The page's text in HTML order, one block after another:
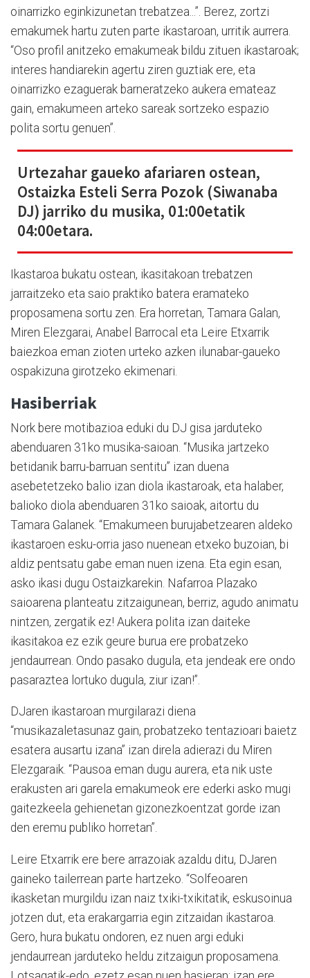
oinarrizko eginkizunetan trebatzea...”. Berez, zortzi
emakumek hartu zuten parte ikastaroan, urritik aurrera.
“Oso profil anitzeko emakumeak bildu zituen ikastaroak;
interes handiarekin agertu ziren guztiak ere, eta
oinarrizko ezaguerak barneratzeko aukera emateaz
gain, emakumeen arteko sareak sortzeko espazio
polita sortu genuen”.
Urtezahar gaueko afariaren ostean,
Ostaizka Esteli Serra Pozok (Siwanaba
DJ) jarriko du musika, 01:00etatik
04:00etara.
Ikastaroa bukatu ostean, ikasitakoan trebatzen
jarraitzeko eta saio praktiko batera eramateko
proposamena sortu zen. Era horretan, Tamara Galan,
Miren Elezgarai, Anabel Barrocal eta Leire Etxarrik
baiezkoa eman zioten urteko azken ilunabar-gaueko
ospakizuna girotzeko ekimenari.
Hasiberriak
Nork bere motibazioa eduki du DJ gisa jarduteko
abenduaren 31ko musika-saioan. “Musika jartzeko
betidanik barru-barruan sentitu” izan duena
asebetetzeko balio izan diola ikastaroak, eta halaber,
balioko diola abenduaren 31ko saioak, aitortu du
Tamara Galanek. “Emakumeen burujabetzearen aldeko
ikastaroen esku-orria jaso nuenean etxeko buzoian, bi
aldiz pentsatu gabe eman nuen izena. Eta egin esan,
asko ikasi dugu Ostaizkarekin. Nafarroa Plazako
saioarena planteatu zitzaigunean, berriz, agudo animatu
nintzen, zergatik ez! Aukera polita izan daiteke
ikasitakoa ez ezik geure burua ere probatzeko
jendaurrean. Ondo pasako dugula, eta jendeak ere ondo
pasaraztea lortuko dugula, ziur izan!”.
DJaren ikastaroan murgilarazi diena
“musikazaletasunaz gain, probatzeko tentazioari baietz
esatera ausartu izana” izan direla adierazi du Miren
Elezgaraik. “Pausoa eman dugu aurera, eta nik uste
erakusten ari garela emakumeok ere ederki asko mugi
gaitezkeela gehienetan gizonezkoentzat gorde izan
den eremu publiko horretan”.
Leire Etxarrik ere bere arrazoiak azaldu ditu, DJaren
gaineko tailerrean parte hartzeko. “Solfeoaren
ikasketan murgildu izan naiz txiki-txikitatik, eskusoinua
jotzen dut, eta erakargarria egin zitzaidan ikastaroa.
Gero, hura bukatu ondoren, ez nuen argi eduki
jendaurrean jarduteko heldu zitzaigun proposamena.